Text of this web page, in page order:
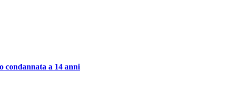
condannata a 14 anni